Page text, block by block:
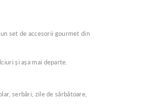
set de accesorii gourmet din
și așa mai departe.
serbări, zile de sărbătoare,